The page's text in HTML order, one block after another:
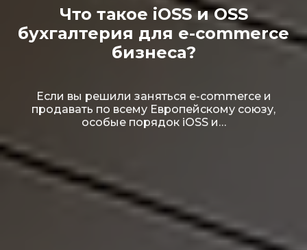
Что такое iOSS и OSS
бухгалтерия для e-commerce
бизнеса?
Если вы решили заняться e-commerce и
продавать по всему Европейскому союзу,
особые порядок iOSS и…